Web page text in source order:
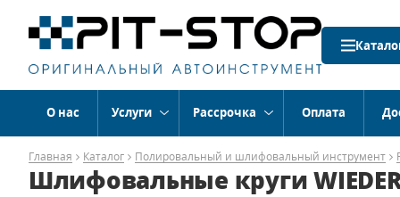
О нас Услуги Рассрочка Оплата
Главная Каталог Полировальный и шлифовальный инструмент
Шлифовальные круги